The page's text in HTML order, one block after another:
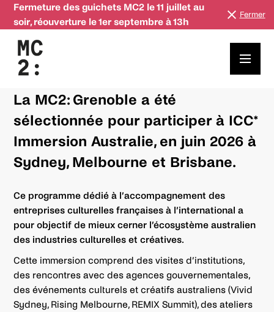
Fermeture des guichets MC2 le 11 juillet au
soir, réouverture le 1er septembre à 13h
Fermer
La MC2: Grenoble a été
sélectionnée pour participer à ICC*
Immersion Australie, en juin 2026 à
Sydney, Melbourne et Brisbane.
Ce programme dédié à l’accompagnement des
entreprises culturelles françaises à l’international a
pour objectif de mieux cerner l’écosystème australien
des industries culturelles et créatives.
Cette immersion comprend des visites d’institutions,
des rencontres avec des agences gouvernementales,
des événements culturels et créatifs australiens (Vivid
Sydney, Rising Melbourne, REMIX Summit), des ateliers